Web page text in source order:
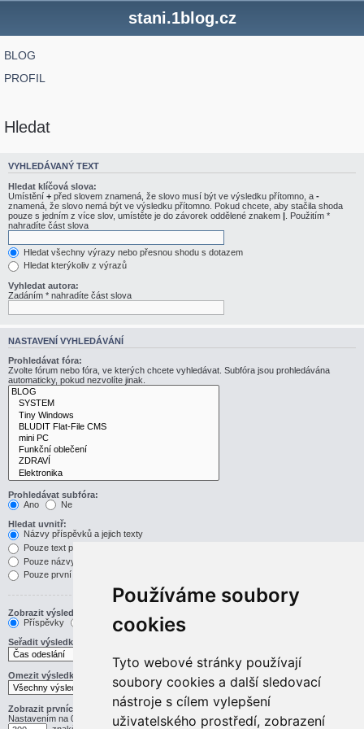
Používáme soubory
cookies
Tyto webové stránky používají
soubory cookies a další sledovací
nástroje s cílem vylepšení
uživatelského prostředí, zobrazení
stani.1blog.cz
BLOG
PROFIL
Hledat
VYHLEDÁVANÝ TEXT
Hledat klíčová slova:
Umístění + před slovem znamená, že slovo musí být ve výsledku přítomno, a -
znamená, že slovo nemá být ve výsledku přítomno. Pokud chcete, aby stačila shoda
pouze s jedním z více slov, umístěte je do závorek oddělené znakem | . Použitím *
nahradíte část slova
Hledat všechny výrazy nebo přesnou shodu s dotazem
Hledat kterýkoliv z výrazů
Vyhledat autora:
Zadáním * nahradíte část slova
NASTAVENÍ VYHLEDÁVÁNÍ
Prohledávat fóra:
Zvolte fórum nebo fóra, ve kterých chcete vyhledávat. Subfóra jsou prohledávána
automaticky, pokud nezvolíte jinak.
Prohledávat subfóra:
Ano
Ne
Hledat uvnitř:
Názvy příspěvků a jejich texty
Pouze text příspěvku
Pouze názvy příspěvků
Pouze první příspěvek v tématu
Zobrazit výsledek jako:
Příspěvky
Témata
Seřadit výsledky podle:
Omezit výsledky na předchozí:
Zobrazit prvních:
Nastavením na 0 zobrazíte celý příspěvek.